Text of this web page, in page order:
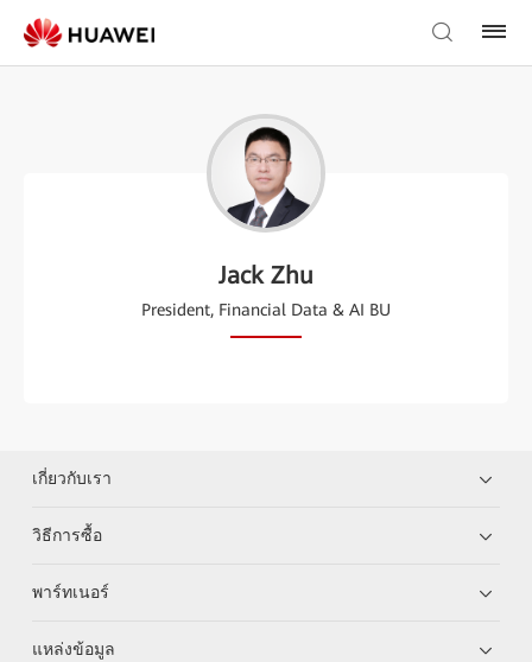
Jack Zhu
President, Financial Data & AI BU
เกี่ยวกับเรา
วิธีการซื้อ
พาร์ทเนอร์
แหล่งข้อมูล